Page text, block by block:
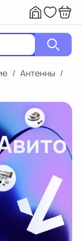
/ Антенны /